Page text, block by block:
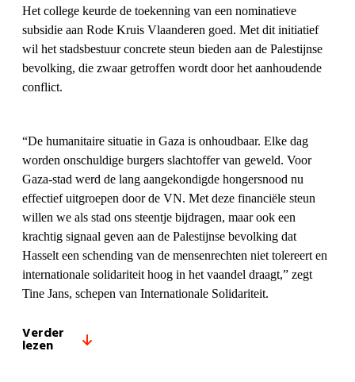
Het college keurde de toekenning van een nominatieve
subsidie aan Rode Kruis Vlaanderen goed. Met dit initiatief
wil het stadsbestuur concrete steun bieden aan de Palestijnse
bevolking, die zwaar getroffen wordt door het aanhoudende
conflict.
“De humanitaire situatie in Gaza is onhoudbaar. Elke dag
worden onschuldige burgers slachtoffer van geweld. Voor
Gaza-stad werd de lang aangekondigde hongersnood nu
effectief uitgroepen door de VN. Met deze financiële steun
willen we als stad ons steentje bijdragen, maar ook een
krachtig signaal geven aan de Palestijnse bevolking dat
Hasselt een schending van de mensenrechten niet tolereert en
internationale solidariteit hoog in het vaandel draagt,” zegt
Tine Jans, schepen van Internationale Solidariteit.
Verder
lezen